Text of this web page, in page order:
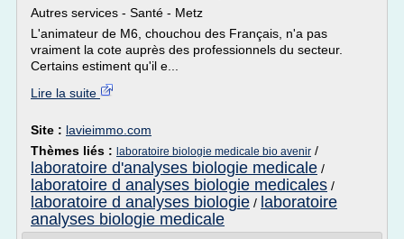
Autres services - Santé - Metz
L'animateur de M6, chouchou des Français, n'a pas
vraiment la cote auprès des professionnels du secteur.
Certains estiment qu'il e...
Lire la suite
Site : lavieimmo.com
Thèmes liés : laboratoire biologie medicale bio avenir /
laboratoire d'analyses biologie medicale /
laboratoire d analyses biologie medicales /
laboratoire d analyses biologie / laboratoire
analyses biologie medicale